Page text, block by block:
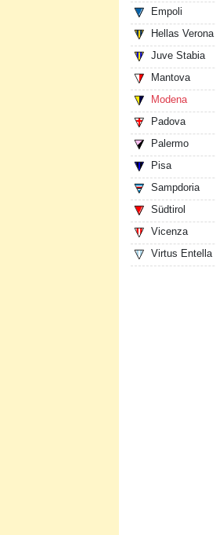
Empoli
Hellas Verona
Juve Stabia
Mantova
Modena
Padova
Palermo
Pisa
Sampdoria
Südtirol
Vicenza
Virtus Entella